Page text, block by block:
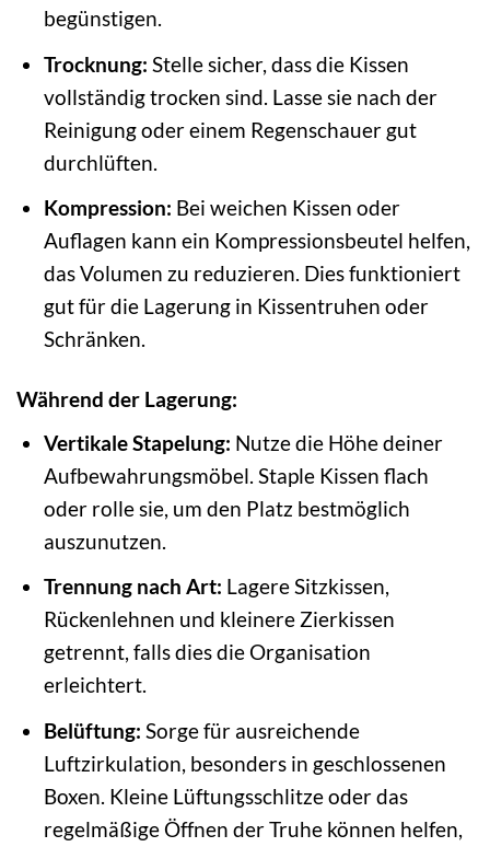
begünstigen.
Trocknung: Stelle sicher, dass die Kissen
vollständig trocken sind. Lasse sie nach der
Reinigung oder einem Regenschauer gut
durchlüften.
Kompression: Bei weichen Kissen oder
Auflagen kann ein Kompressionsbeutel helfen,
das Volumen zu reduzieren. Dies funktioniert
gut für die Lagerung in Kissentruhen oder
Schränken.
Während der Lagerung:
Vertikale Stapelung: Nutze die Höhe deiner
Aufbewahrungsmöbel. Staple Kissen flach
oder rolle sie, um den Platz bestmöglich
auszunutzen.
Trennung nach Art: Lagere Sitzkissen,
Rückenlehnen und kleinere Zierkissen
getrennt, falls dies die Organisation
erleichtert.
Belüftung: Sorge für ausreichende
Luftzirkulation, besonders in geschlossenen
Boxen. Kleine Lüftungsschlitze oder das
regelmäßige Öffnen der Truhe können helfen,